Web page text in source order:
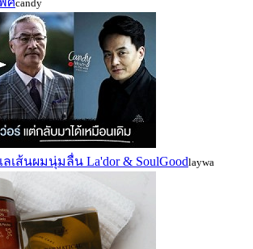
candy
เส้นผมนุ่มลื่น La'dor & SoulGoodlaywa